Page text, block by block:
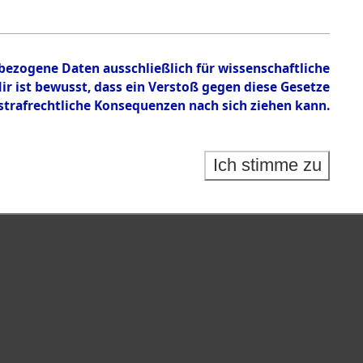
Daten ausschließlich für wissenschaftliche
bewusst, dass ein Verstoß gegen diese Gesetze
Konsequenzen nach sich ziehen kann.
Ich stimme zu